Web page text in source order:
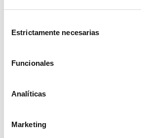
Estrictamente necesarias
Funcionales
Analíticas
Marketing
Indicación de los segundos
con precisión el transcurso del
forma de un segundero central o de
pequeño segundero descentrado,